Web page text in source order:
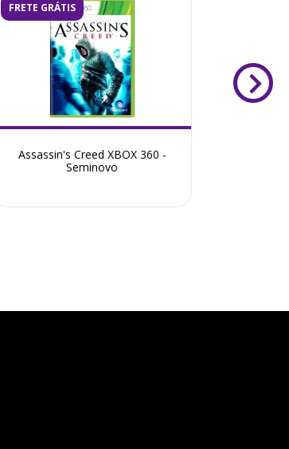
FRETE GRÁTIS
Assassin's Creed XBOX 360 -
Seminovo